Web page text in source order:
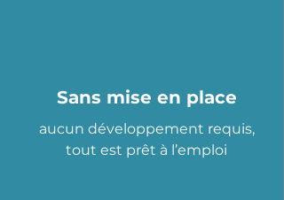
Sans mise en place
aucun développement requis,
tout est prêt à l’emploi